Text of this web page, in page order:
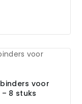
voor
8 stuks